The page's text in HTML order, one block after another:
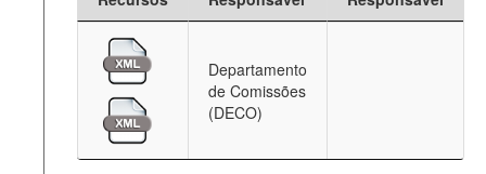
Departamento
de Comissões
(DECO)